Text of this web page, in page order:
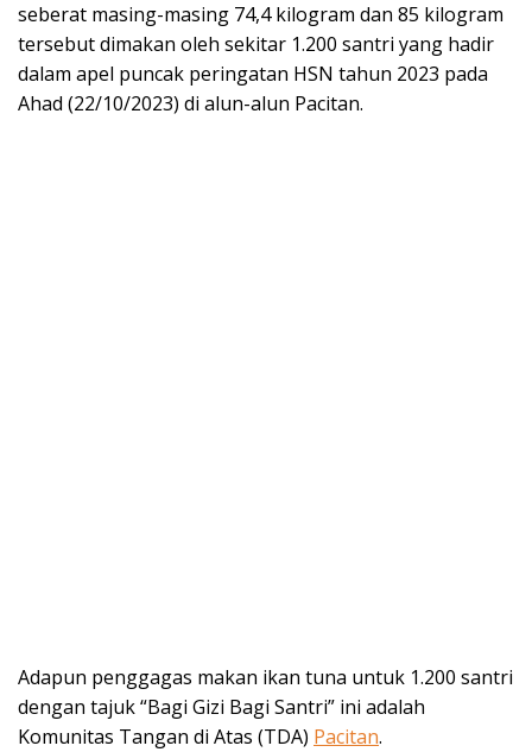
seberat masing-masing 74,4 kilogram dan 85 kilogram
tersebut dimakan oleh sekitar 1.200 santri yang hadir
dalam apel puncak peringatan HSN tahun 2023 pada
Ahad (22/10/2023) di alun-alun Pacitan.
Adapun penggagas makan ikan tuna untuk 1.200 santri
dengan tajuk “Bagi Gizi Bagi Santri” ini adalah
Komunitas Tangan di Atas (TDA) Pacitan.